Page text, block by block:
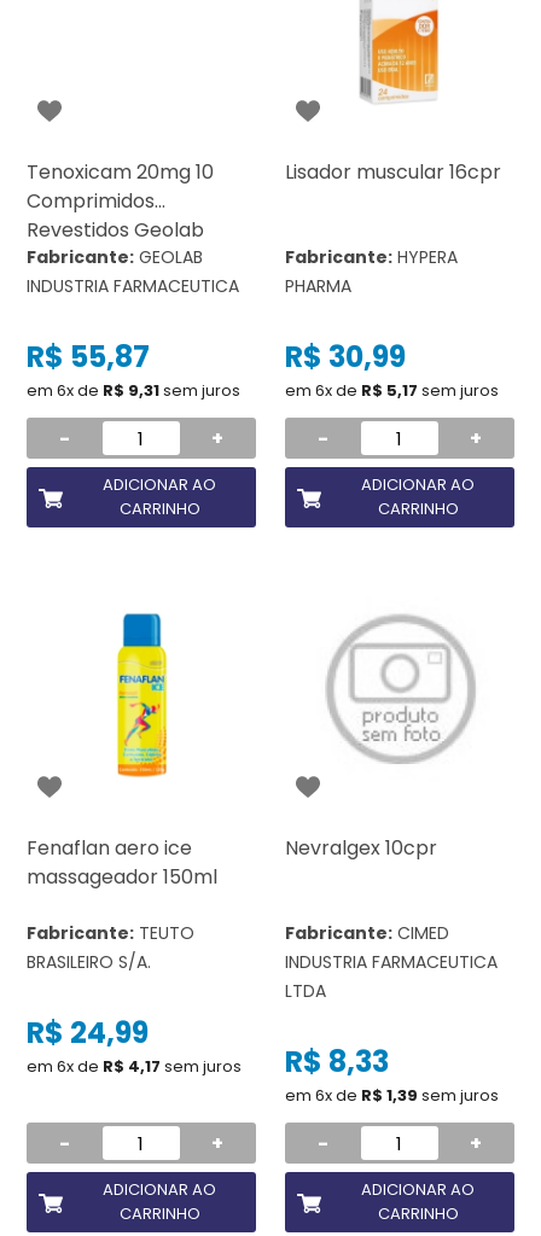
Tenoxicam 20mg 10
Comprimidos
Revestidos Geolab
Fabricante: GEOLAB
INDUSTRIA FARMACEUTICA
R$ 55,87
em 6x de R$ 9,31sem juros
- +
ADICIONAR AO
CARRINHO
Lisador muscular 16cpr
Fabricante: HYPERA
PHARMA
R$ 30,99
em 6x de R$ 5,17 sem juros
- +
ADICIONAR AO
CARRINHO
Fenaflan aero ice
massageador 150ml
Fabricante: TEUTO
BRASILEIRO S/A.
R$ 24,99
em 6x de R$ 4,17 sem juros
- +
ADICIONAR AO
CARRINHO
Nevralgex 10cpr
Fabricante: CIMED
INDUSTRIA FARMACEUTICA
LTDA
R$ 8,33
em 6x de R$ 1,39 sem juros
- +
ADICIONAR AO
CARRINHO